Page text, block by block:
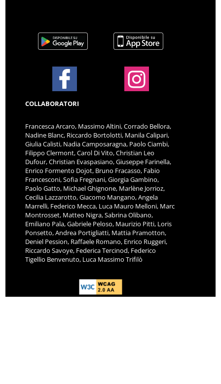
COLLABORATORI
Francesca Arcaro, Massimo Altini, Corrado Bellora,
Nadine Blanc, Riccardo Bortolotti, Manila Calipari,
Giulia Calisti, Nadia Camposaragna, Paolo Ciambi,
Filippo Clermont, Carol Di Vito, Christian Leo
Dufour, Christian Evaspasiano, Giuseppe Farinella,
Enrico Formento Dojot, Bruno Fracasso, Fabio
Francesconi, Sofia Fregnani, Giorgia Gambino,
Paolo Gatto, Michael Ghignone, Marlène Jorrioz,
Cecilia Lazzarotto, Giacomo Mangano, Angela
Marrelli, Federico Mecca, Luca Mauro Melloni, Marc
Montrosset, Matteo Nigra, Sabrina Olibano,
Emiliano Pala, Gabriele Peloso, Maurizio Pitti, Loris
Ponsetto, Andrea Portigliatti, Mattia Pramotton,
Deniel Pession, Raffaele Romano, Enrico Ruggeri,
Riccardo Savoye, Federica Tercinod, Federico
Tigellio Benvenuto, Luca Massimo Trifilò